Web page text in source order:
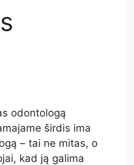
odontologą
širdis ima
– tai ne mitas, o
kad ją galima